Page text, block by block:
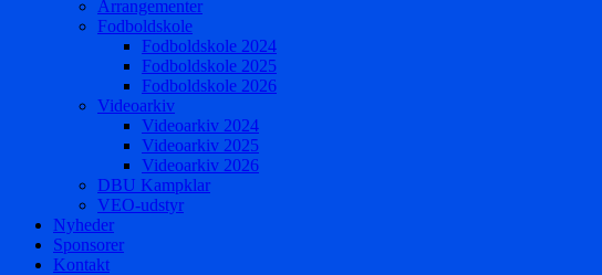
Arrangementer
Fodboldskole
Fodboldskole 2024
Fodboldskole 2025
Fodboldskole 2026
Videoarkiv
Videoarkiv 2024
Videoarkiv 2025
Videoarkiv 2026
DBU Kampklar
VEO-udstyr
Nyheder
Sponsorer
Kontakt